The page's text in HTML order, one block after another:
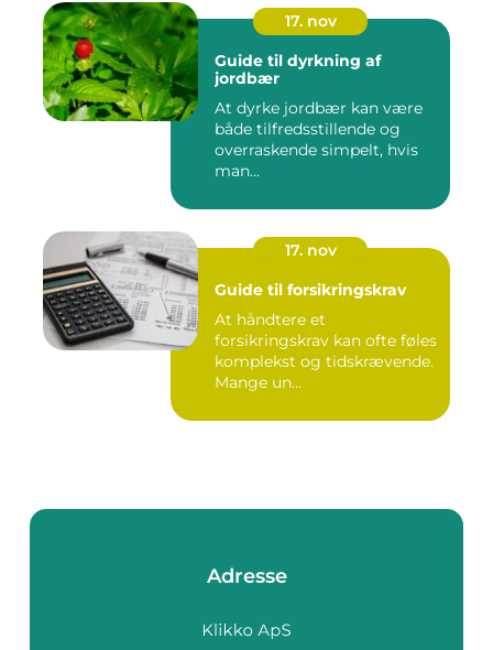
17. nov
Guide til dyrkning af
jordbær
At dyrke jordbær kan være
både tilfredsstillende og
overraskende simpelt, hvis
man...
17. nov
Guide til forsikringskrav
At håndtere et
forsikringskrav kan ofte føles
komplekst og tidskrævende.
Mange un...
Adresse